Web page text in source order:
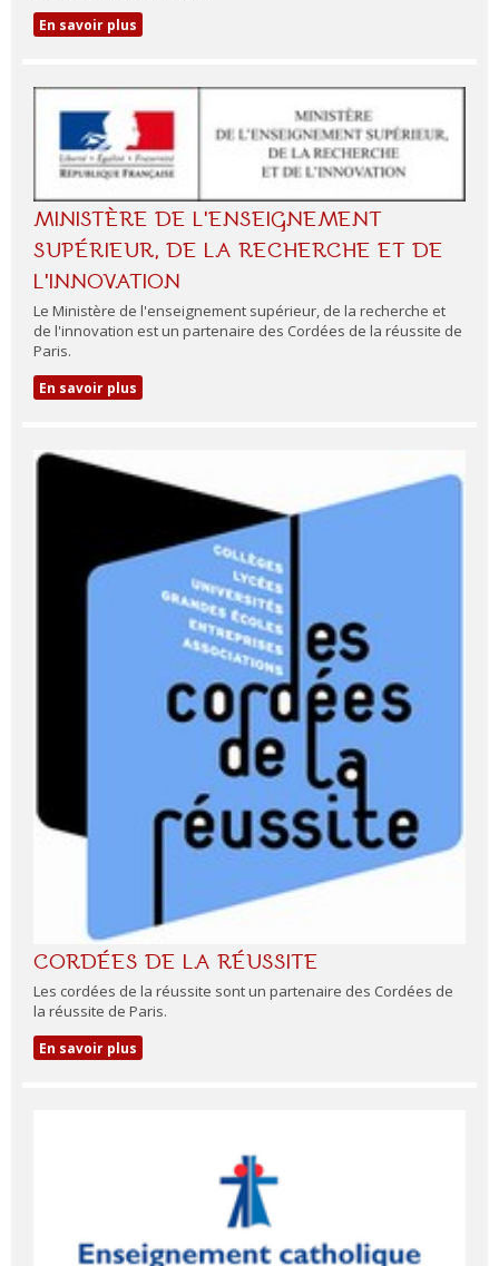
En savoir plus
MINISTÈRE DE L'ENSEIGNEMENT
SUPÉRIEUR, DE LA RECHERCHE ET DE
L'INNOVATION
Le Ministère de l'enseignement supérieur, de la recherche et
de l'innovation est un partenaire des Cordées de la réussite de
Paris.
En savoir plus
CORDÉES DE LA RÉUSSITE
Les cordées de la réussite sont un partenaire des Cordées de
la réussite de Paris.
En savoir plus